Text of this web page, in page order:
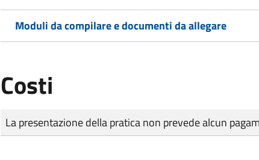
Moduli da compilare e documenti da allegare
Costi
Tipo di pagamento
Importo
La presentazione della pratica non prevede alcun